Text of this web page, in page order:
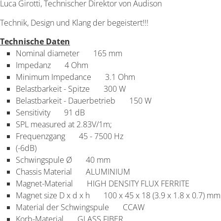
Luca Girotti, Technischer Direktor von Audison
Technik, Design und Klang der begeistert!!!
Technische Daten
Nominal diameter
165 mm
Impedanz
4 Ohm
Minimum Impedance
3.1 Ohm
Belastbarkeit - Spitze
300 W
Belastbarkeit - Dauerbetrieb
150 W
Sensitivity
91 dB
SPL measured at 2.83V/1m;
Frequenzgang
45 - 7500 Hz
(-6dB)
Schwingspule Ø
40 mm
Chassis Material
ALUMINIUM
Magnet-Material
HIGH DENSITY FLUX FERRITE
Magnet size D x d x h
100 x 45 x 18 (3.9 x 1.8 x 0.7)
Material der Schwingspule
CCAW